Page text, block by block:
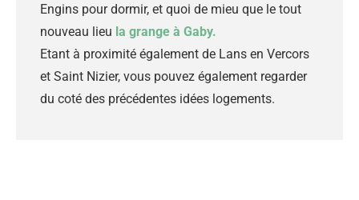
Engins pour dormir, et quoi de mieu que le tout
nouveau lieu la grange à Gaby.
Etant à proximité également de Lans en Vercors
et Saint Nizier, vous pouvez également regarder
du coté des précédentes idées logements.